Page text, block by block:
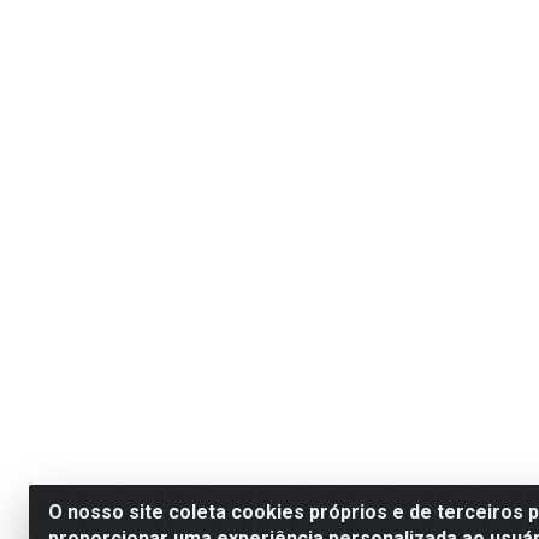
O nosso site coleta cookies próprios e de terceiros